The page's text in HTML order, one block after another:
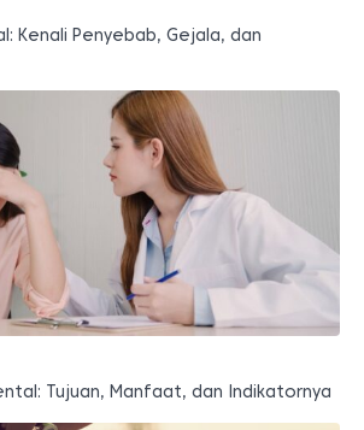
Kenali Penyebab, Gejala, dan
Tujuan, Manfaat, dan Indikatornya